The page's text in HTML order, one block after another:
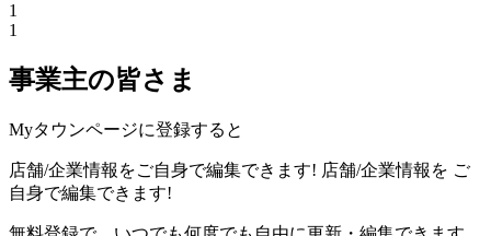
1
1
事業主の皆さま
Myタウンページに登録すると
店舗/企業情報をご自身で編集できます! 店舗/企業情報を ご
自身で編集できます!